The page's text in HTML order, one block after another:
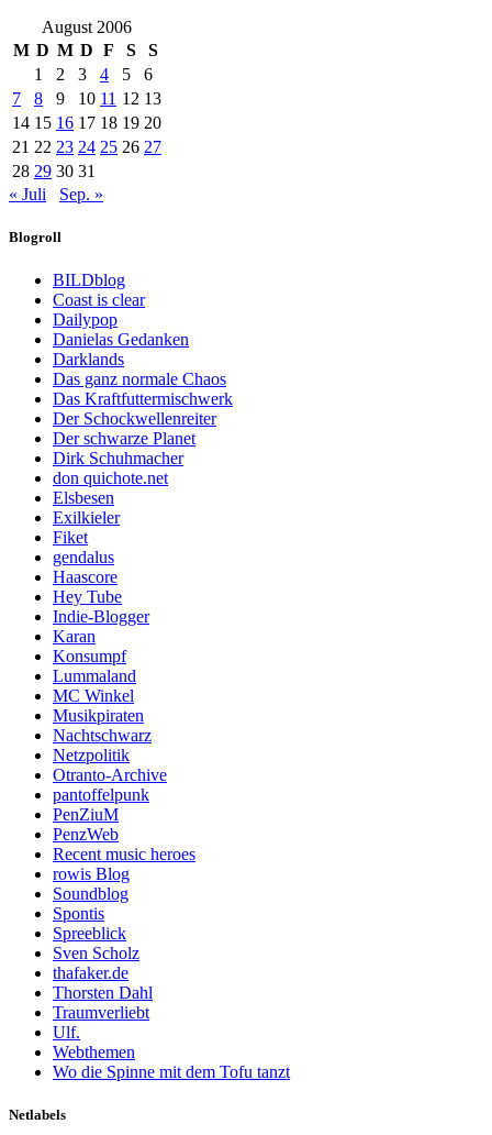
August 2006
M D M D F S
S
1
2 3 4 5
6
7
8 9 10 11 12 13
14 15 16 17 18 19 20
21 22 23 24 25 26 27
28 29 30 31
« Juli
Sep. »
Blogroll
BILDblog
Coast is clear
Dailypop
Danielas Gedanken
Darklands
Das ganz normale Chaos
Das Kraftfuttermischwerk
Der Schockwellenreiter
Der schwarze Planet
Dirk Schuhmacher
don quichote.net
Elsbesen
Exilkieler
Fiket
gendalus
Haascore
Hey Tube
Indie-Blogger
Karan
Konsumpf
Lummaland
MC Winkel
Musikpiraten
Nachtschwarz
Netzpolitik
Otranto-Archive
pantoffelpunk
PenZiuM
PenzWeb
Recent music heroes
rowis Blog
Soundblog
Spontis
Spreeblick
Sven Scholz
thafaker.de
Thorsten Dahl
Traumverliebt
Ulf.
Webthemen
Wo die Spinne mit dem Tofu tanzt
Netlabels